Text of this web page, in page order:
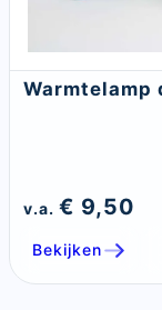
Warmtelamp
v.a. € 9,50
Bekijken